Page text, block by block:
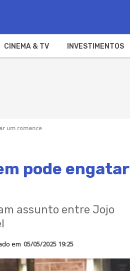
CINEMA & TV INVESTIMENTOS
um romance
pode engatar
assunto entre Jojo
em 05/05/2025 19:25